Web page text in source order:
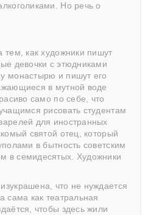
Но речь о
тем, как художники пишут
девочки с этюдниками
монастырю и пишут его
в мутной воде
само по себе, что
рисовать студентам
для иностранных
святой отец, который
в бытность советским
в семидесятых. Художники
что не нуждается
как театральная
чтобы здесь жили